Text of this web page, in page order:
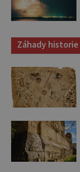
Záhady historie